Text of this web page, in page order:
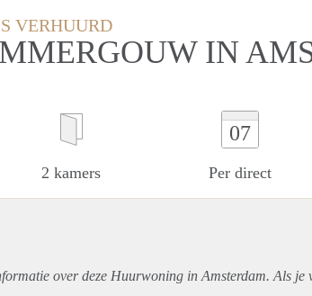
VERHUURD
IN
2 kamers
07
Per direct
over deze Huurwoning in Amsterdam. Als je